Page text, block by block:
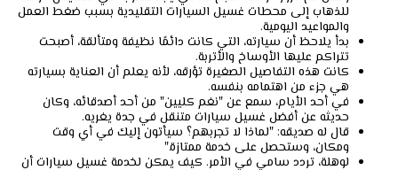
للذهاب إلى محطات غسيل السيارات التقليدية بسبب ضغط العمل
والمواعيد اليومية.
بدأ يلاحظ أن سيارته، التي كانت دائمًا نظيفة ومتألقة، أصبحت
تتراكم عليها الأوساخ والأتربة.
كانت هذه التفاصيل الصغيرة تؤرقه، لأنه يعلم أن العناية بسيارته
هي جزء من اهتمامه بنفسه.
في أحد الأيام، سمع عن "نغم كليين" من أحد أصدقائه، وكان
حديثه عن أفضل غسيل سيارات متنقل في جدة يغريه.
قال له صديقه: "لماذا لا تجربهم؟ سيأتون إليك في أي وقت
ومكان، وستحصل على خدمة ممتازة."
لوهلة، تردد سامي في الأمر. كيف يمكن لخدمة غسيل سيارات أن